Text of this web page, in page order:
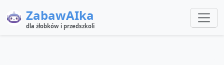
ZabawAIka
dla żłobków i przedszkoli